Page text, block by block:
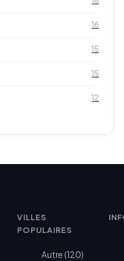
16
15
15
12
VILLES
POPULAIRES
Autre (120)